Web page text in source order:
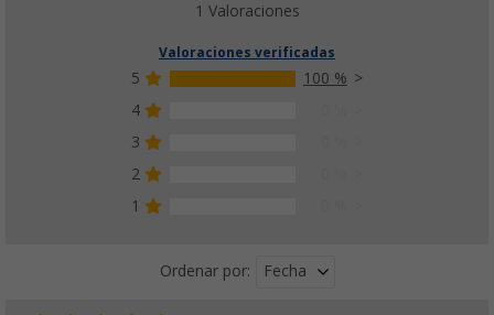
1 Valoraciones
Valoraciones verificadas
5
100 %
4
3
2
1
Ordenar por: Fecha